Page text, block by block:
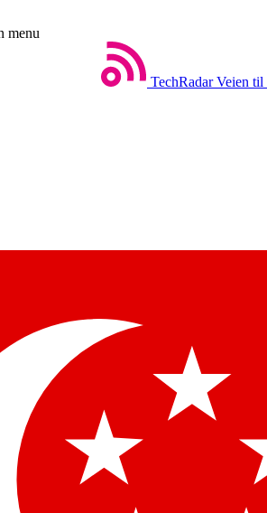
menu
TechRadar Veien til